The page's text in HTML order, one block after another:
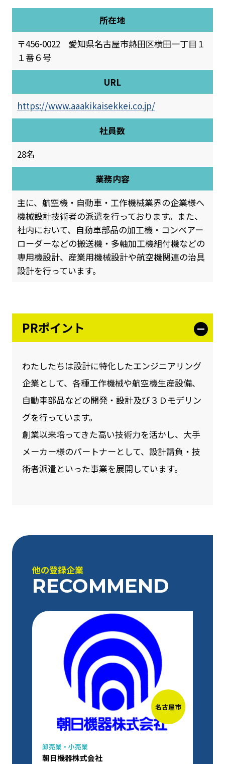
所在地
〒456-0022 愛知県名古屋市熱田区横田一丁目１
１番６号
URL
https://www.aaakikaisekkei.co.jp/
社員数
28名
業務内容
主に、航空機・自動車・工作機械業界の企業様へ
機械設計技術者の派遣を行っております。また、
社内において、自動車部品の加工機・コンベアー
ローダーなどの搬送機・多軸加工機組付機などの
専用機設計、産業用機械設計や航空機関連の治具
設計を行っています。
PRポイント
わたしたちは設計に特化したエンジニアリング
企業として、各種工作機械や航空機生産設備、
自動車部品などの開発・設計及び３Ｄモデリン
グを行っています。
創業以来培ってきた高い技術力を活かし、大手
メーカー様のパートナーとして、設計請負・技
術者派遣といった事業を展開しています。
他の登録企業
RECOMMEND
名古屋市
卸売業・小売業
朝日機器株式会社